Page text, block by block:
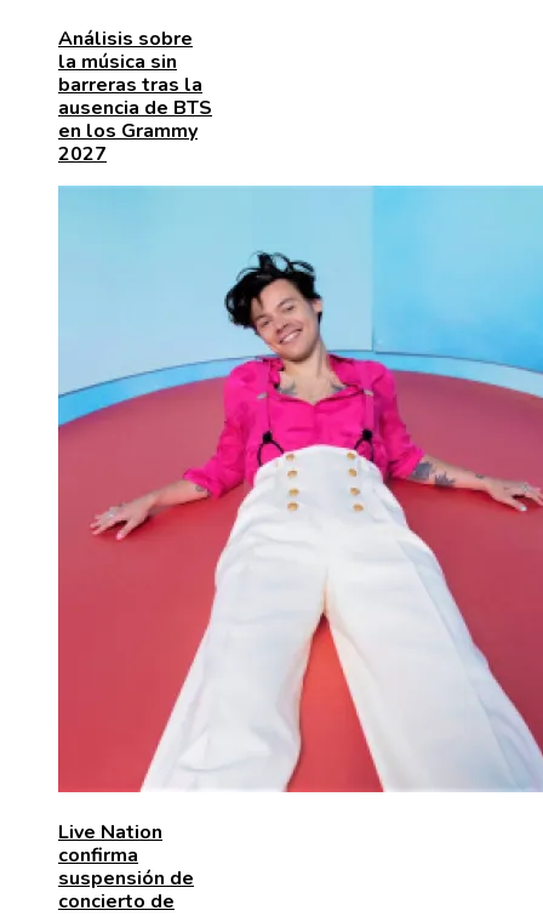
Análisis sobre
la música sin
barreras tras la
ausencia de BTS
en los Grammy
2027
Live Nation
confirma
suspensión de
concierto de